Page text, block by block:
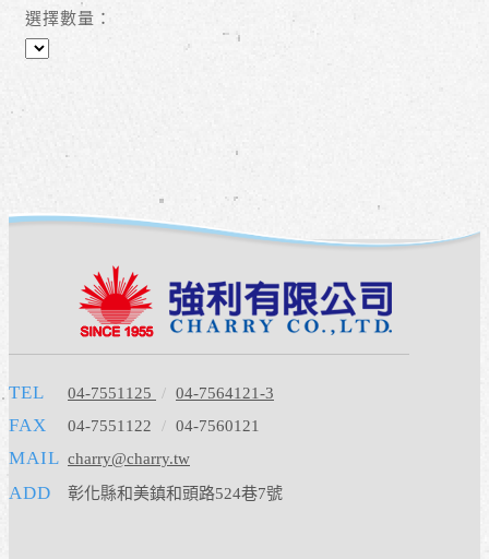
選擇數量：
TEL 04-7551125 / 04-7564121-3
FAX 04-7551122 / 04-7560121
MAIL charry@charry.tw
ADD 彰化縣和美鎮和頭路524巷7號